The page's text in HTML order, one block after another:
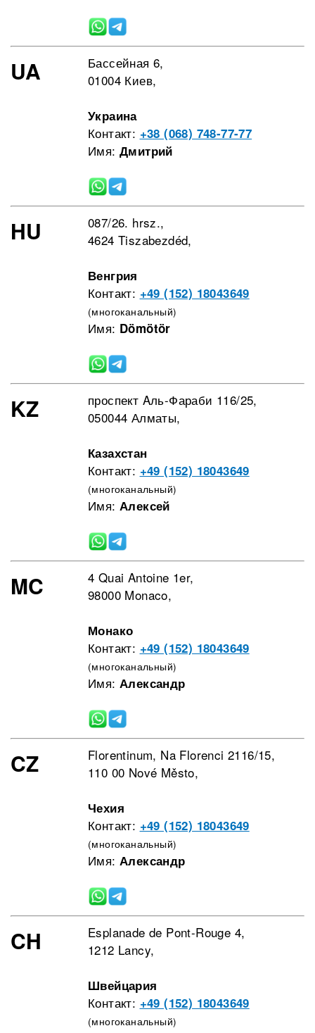
UA
Бассейная 6,
01004 Киев,
Украина
Контакт: +38 (068) 748-77-77
Имя: Дмитрий
HU
087/26. hrsz.,
4624 Tiszabezdéd,
Венгрия
Контакт: +49 (152) 18043649
(многоканальный)
Имя: Dömötör
KZ
проспект Aль-Фараби 116/25,
050044 Алматы,
Казахстан
Контакт: +49 (152) 18043649
(многоканальный)
Имя: Алексей
MC
4 Quai Antoine 1er,
98000 Monaco,
Монако
Контакт: +49 (152) 18043649
(многоканальный)
Имя: Александр
CZ
Florentinum, Na Florenci 2116/15,
110 00 Nové Město,
Чехия
Контакт: +49 (152) 18043649
(многоканальный)
Имя: Александр
CH
Esplanade de Pont-Rouge 4,
1212 Lancy,
Швейцария
Контакт: +49 (152) 18043649
(многоканальный)